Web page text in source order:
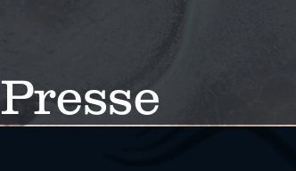
Presse